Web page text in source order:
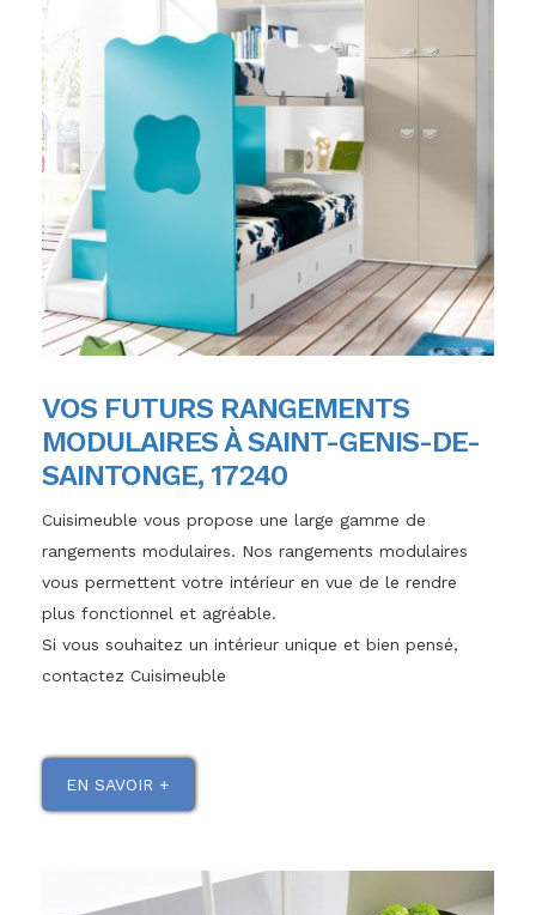
VOS FUTURS RANGEMENTS
MODULAIRES À SAINT-GENIS-DE-
SAINTONGE, 17240
Cuisimeuble vous propose une large gamme de
rangements modulaires. Nos rangements modulaires
vous permettent votre intérieur en vue de le rendre
plus fonctionnel et agréable.
Si vous souhaitez un intérieur unique et bien pensé,
contactez Cuisimeuble
EN SAVOIR +